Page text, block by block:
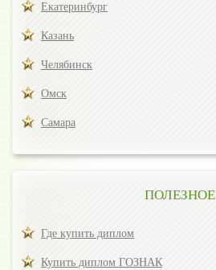
Екатеринбург
Казань
Челябинск
Омск
Самара
ПОЛЕЗНОЕ
Где купить диплом
Купить диплом ГОЗНАК